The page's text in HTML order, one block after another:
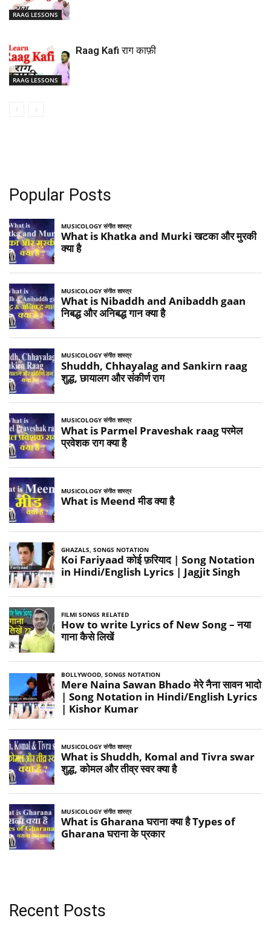
RAAG LESSONS
RAAG LESSONS
Raag Kafi राग काफ़ी
Popular Posts
Recent Posts